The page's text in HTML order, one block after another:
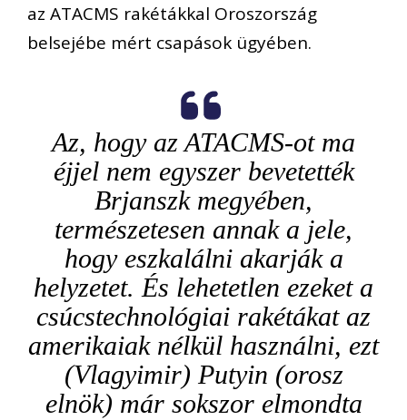
az ATACMS rakétákkal Oroszország
belsejébe mért csapások ügyében.
Az, hogy az ATACMS-ot ma
éjjel nem egyszer bevetették
Brjanszk megyében,
természetesen annak a jele,
hogy eszkalálni akarják a
helyzetet. És lehetetlen ezeket a
csúcstechnológiai rakétákat az
amerikaiak nélkül használni, ezt
(Vlagyimir) Putyin (orosz
elnök) már sokszor elmondta